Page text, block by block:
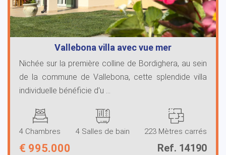
Vallebona villa avec vue mer
Nichée sur la première colline de Bordighera, au sein
de la commune de Vallebona, cette splendide villa
individuelle bénéficie d'u ...
4 Chambres 4 Salles de bain 223 Mètres carrés
€ 995.000 Ref. 14190